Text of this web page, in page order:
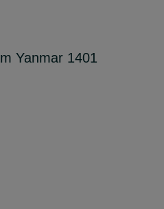
Yanmar 1401